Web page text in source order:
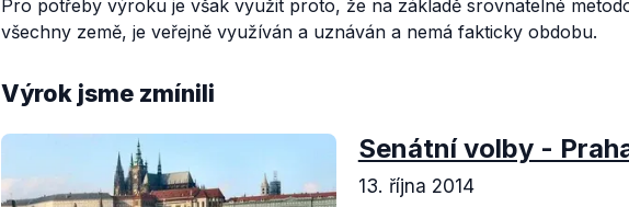
Pro potřeby výroku je však využit proto, že na základě srovnatelné
všechny země, je veřejně využíván a uznáván a nemá fakticky obdobu.
Výrok jsme zmínili
Senátní volby -
13. října 2014